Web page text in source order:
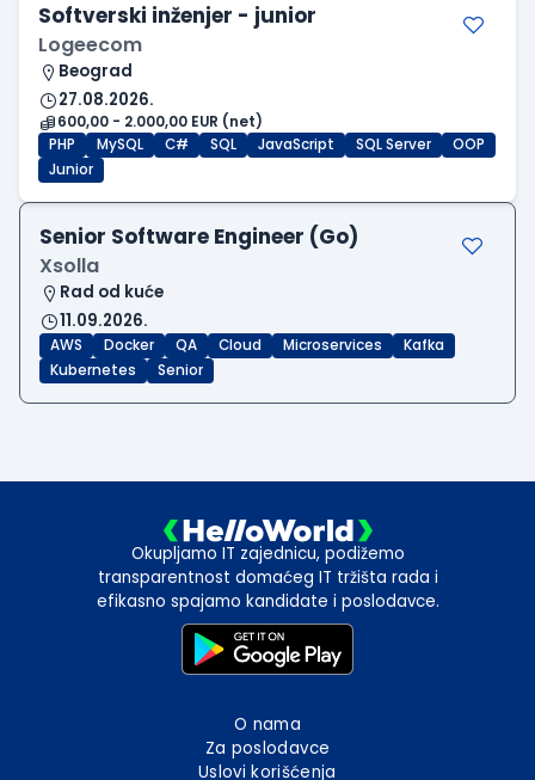
Softverski inženjer - junior
Logeecom
Beograd
27.08.2026.
600,00 - 2.000,00 EUR (net)
PHP
MySQL C# SQL JavaScript SQL Server
OOP
Junior
Senior Software Engineer (Go)
Xsolla
Rad od kuće
11.09.2026.
AWS Docker QA Cloud Microservices
Kafka
Kubernetes
Senior
Okupljamo IT zajednicu, podižemo
transparentnost domaćeg IT tržišta rada i
efikasno spajamo kandidate i poslodavce.
O nama
Za poslodavce
Uslovi korišćenja